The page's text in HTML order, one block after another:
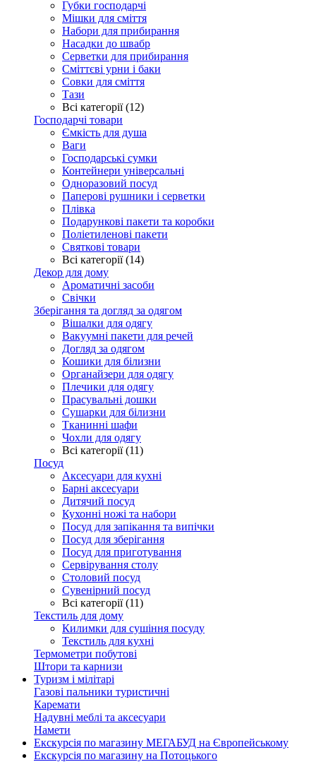
Губки господарчі
Мішки для сміття
Набори для прибирання
Насадки до швабр
Серветки для прибирання
Сміттєві урни і баки
Совки для сміття
Тази
Всі категорії (12)
Господарчі товари
Ємкість для душа
Ваги
Господарські сумки
Контейнери універсальні
Одноразовий посуд
Паперові рушники і серветки
Плівка
Подарункові пакети та коробки
Поліетиленові пакети
Святкові товари
Всі категорії (14)
Декор для дому
Ароматичні засоби
Свічки
Зберігання та догляд за одягом
Вішалки для одягу
Вакуумні пакети для речей
Догляд за одягом
Кошики для білизни
Органайзери для одягу
Плечики для одягу
Прасувальні дошки
Сушарки для білизни
Тканинні шафи
Чохли для одягу
Всі категорії (11)
Посуд
Аксесуари для кухні
Барні аксесуари
Дитячий посуд
Кухонні ножі та набори
Посуд для запікання та випічки
Посуд для зберігання
Посуд для приготування
Сервірування столу
Столовий посуд
Сувенірний посуд
Всі категорії (11)
Текстиль для дому
Килимки для сушіння посуду
Текстиль для кухні
Термометри побутові
Штори та карнизи
Туризм і мілітарі
Газові пальники туристичні
Каремати
Надувні меблі та аксесуари
Намети
Екскурсія по магазину МЕГАБУД на Європейському
Екскурсія по магазину на Потоцького